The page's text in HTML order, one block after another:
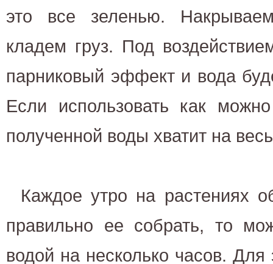
это все зеленью.
кладем груз. Под
парниковый эффект и вода
Если использовать как
полученной воды хватит на
Каждое утро на растениях
правильно ее собрать, то
водой на несколько часов.